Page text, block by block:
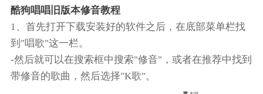
酷狗唱唱旧版本修音教程
1、首先打开下载安装好的软件之后，在底部菜单栏找
到"唱歌"这一栏。
-然后就可以在搜索框中搜索"修音"，或者在推荐中找到
带修音的歌曲，然后选择"K歌"。